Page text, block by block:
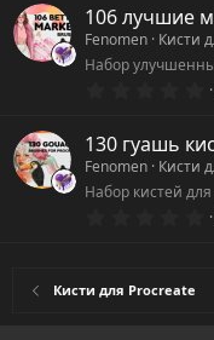
0
з
в
ё
д
106 лучшие
Fenomen Кисти
Набор
0
0
з
в
ё
д
130 гуашь
Fenomen Кисти
Набор кистей
0
Кисти для Procreate